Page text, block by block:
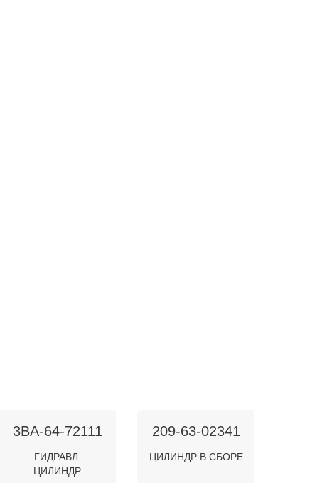
3BA-64-72111
ГИДРАВЛ.
ЦИЛИНДР
209-63-02341
ЦИЛИНДР В СБОРЕ